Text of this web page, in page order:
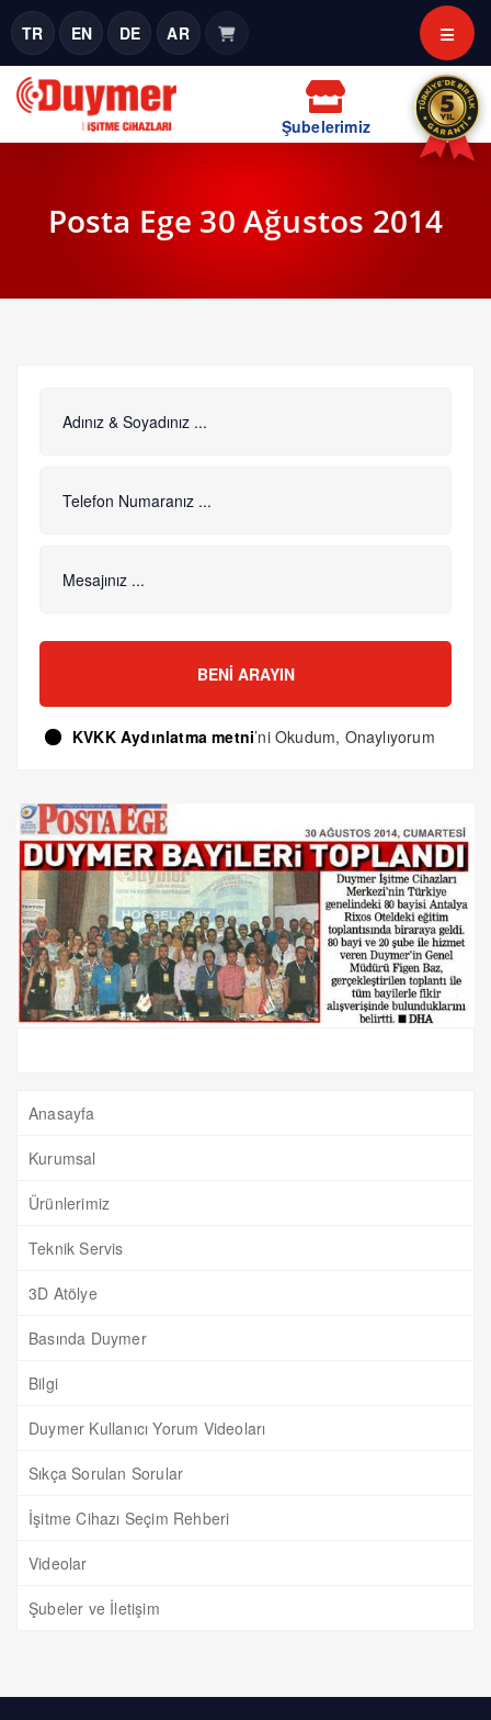
TR EN DE AR
Şubelerimiz
Posta Ege 30 Ağustos 2014
BENI ARAYIN
KVKK Aydınlatma metni’ni Okudum, Onaylıyorum
Anasayfa
Kurumsal
Ürünlerimiz
Teknik Servis
3D Atölye
Basında Duymer
Bilgi
Duymer Kullanıcı Yorum Videoları
Sıkça Sorulan Sorular
İşitme Cihazı Seçim Rehberi
Videolar
Şubeler ve İletişim